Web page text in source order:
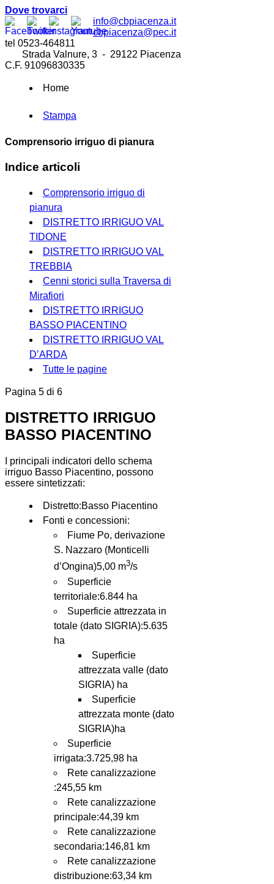
Dove trovarci
info@cbpiacenza.it
cbpiacenza@pec.it
tel 0523-464811
Strada Valnure, 3 - 29122 Piacenza
C.F. 91096830335
Home
Stampa
Comprensorio irriguo di pianura
Indice articoli
Comprensorio irriguo di
pianura
DISTRETTO IRRIGUO VAL
TIDONE
DISTRETTO IRRIGUO VAL
TREBBIA
Cenni storici sulla Traversa di
Mirafiori
DISTRETTO IRRIGUO
BASSO PIACENTINO
DISTRETTO IRRIGUO VAL
D’ARDA
Tutte le pagine
Pagina 5 di 6
DISTRETTO IRRIGUO
BASSO PIACENTINO
I principali indicatori dello schema
irriguo Basso Piacentino, possono
essere sintetizzati:
Distretto:Basso Piacentino
Fonti e concessioni:
Fiume Po, derivazione
S. Nazzaro (Monticelli
d’Ongina)5,00 m3/s
Superficie
territoriale:6.844 ha
Superficie attrezzata in
totale (dato SIGRIA):5.635
ha
Superficie
attrezzata valle (dato
SIGRIA) ha
Superficie
attrezzata monte (dato
SIGRIA)ha
Superficie
irrigata:3.725,98 ha
Rete canalizzazione
:245,55 km
Rete canalizzazione
principale:44,39 km
Rete canalizzazione
secondaria:146,81 km
Rete canalizzazione
distribuzione:63,34 km